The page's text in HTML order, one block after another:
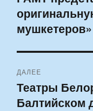
записям
запись:
ДАЛЕЕ
Следующая
запись:
Театры
Балтийском